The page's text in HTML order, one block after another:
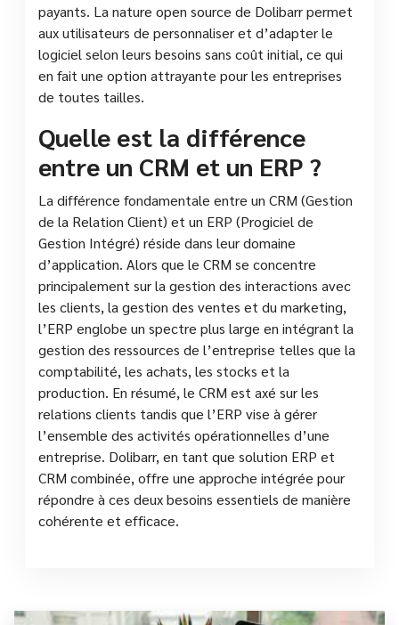
payants. La nature open source de Dolibarr permet
aux utilisateurs de personnaliser et d’adapter le
logiciel selon leurs besoins sans coût initial, ce qui
en fait une option attrayante pour les entreprises
de toutes tailles.
Quelle est la différence
entre un CRM et un ERP ?
La différence fondamentale entre un CRM (Gestion
de la Relation Client) et un ERP (Progiciel de
Gestion Intégré) réside dans leur domaine
d’application. Alors que le CRM se concentre
principalement sur la gestion des interactions avec
les clients, la gestion des ventes et du marketing,
l’ERP englobe un spectre plus large en intégrant la
gestion des ressources de l’entreprise telles que la
comptabilité, les achats, les stocks et la
production. En résumé, le CRM est axé sur les
relations clients tandis que l’ERP vise à gérer
l’ensemble des activités opérationnelles d’une
entreprise. Dolibarr, en tant que solution ERP et
CRM combinée, offre une approche intégrée pour
répondre à ces deux besoins essentiels de manière
cohérente et efficace.